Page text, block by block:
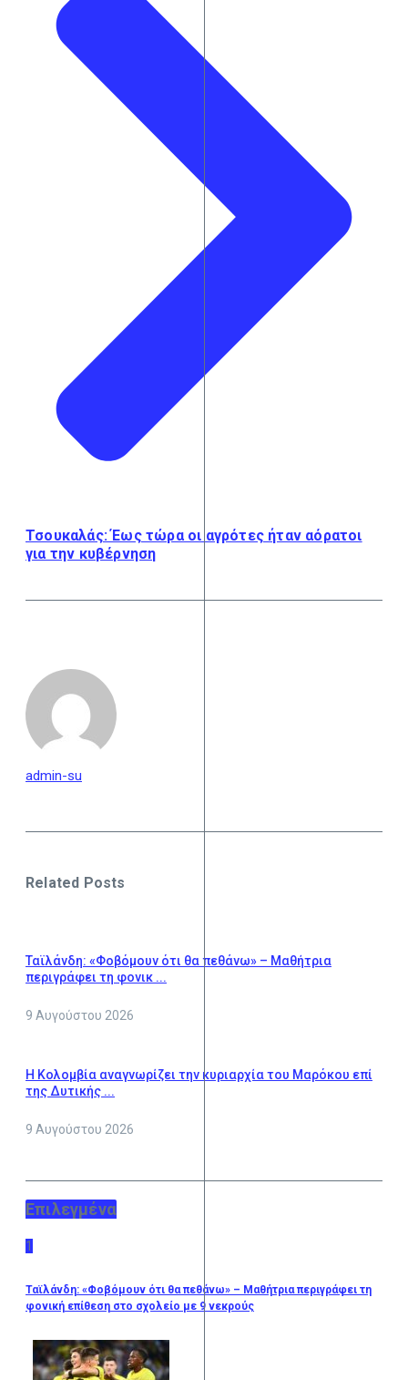
Τσουκαλάς: Έως τώρα οι αγρότες ήταν αόρατοι
για την κυβέρνηση
admin-su
Related Posts
Ταϊλάνδη: «Φοβόμουν ότι θα πεθάνω» – Μαθήτρια
περιγράφει τη φονικ ...
9 Αυγούστου 2026
Η Κολομβία αναγνωρίζει την κυριαρχία του Μαρόκου επί
της Δυτικής ...
9 Αυγούστου 2026
Επιλεγμένα
1
Ταϊλάνδη: «Φοβόμουν ότι θα πεθάνω» – Μαθήτρια περιγράφει τη
φονική επίθεση στο σχολείο με 9 νεκρούς